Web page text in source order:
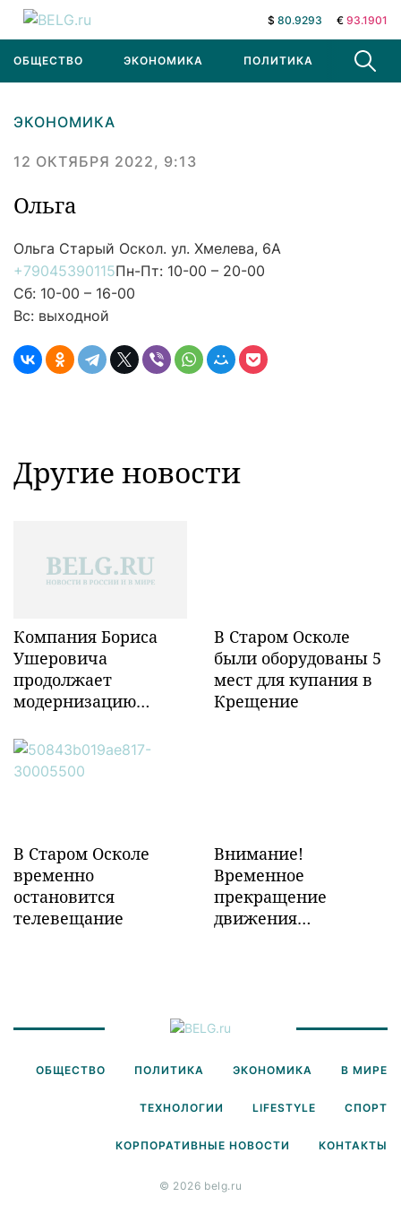
$ 80.9293 € 93.1901
ОБЩЕСТВО ЭКОНОМИКА ПОЛИТИКА В МИРЕ
ЭКОНОМИКА
12 ОКТЯБРЯ 2022, 9:13
Ольга
Ольга Старый Оскол. ул. Хмелева, 6А
+79045390115Пн-Пт: 10-00 – 20-00
Сб: 10-00 – 16-00
Вс: выходной
Другие новости
Компания Бориса
Ушеровича
продолжает
модернизацию
инфраструктуры в
Забайкалье
В Старом Осколе
были оборудованы 5
мест для купания в
Крещение
В Старом Осколе
временно
остановится
телевещание
Внимание!
Временное
прекращение
движения
ОБЩЕСТВО ПОЛИТИКА ЭКОНОМИКА В МИРЕ
ТЕХНОЛОГИИ LIFESTYLE СПОРТ
КОРПОРАТИВНЫЕ НОВОСТИ КОНТАКТЫ
© 2026 belg.ru